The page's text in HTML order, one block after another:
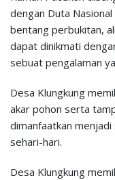
dengan Duta
bentang perbukitan,
dapat dinikmati
sebuat pengalaman
Desa Klungkung
akar pohon serta
dimanfaatkan
sehari-hari.
Desa Klungkung